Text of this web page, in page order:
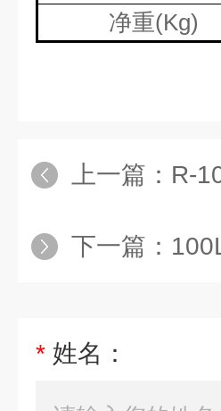
净重(Kg)
上一篇： R-
下一篇：
* 姓名：